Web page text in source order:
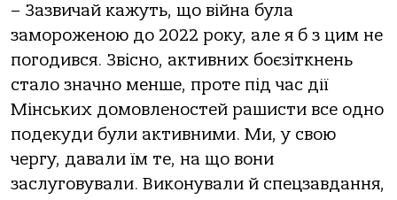
– Зазвичай кажуть, що війна була
замороженою до 2022 року, але я б з цим не
погодився. Звісно, активних боєзіткнень
стало значно менше, проте під час дії
Мінських домовленостей рашисти все одно
подекуди були активними. Ми, у свою
чергу, давали їм те, на що вони
заслуговували. Виконували й спецзавдання,